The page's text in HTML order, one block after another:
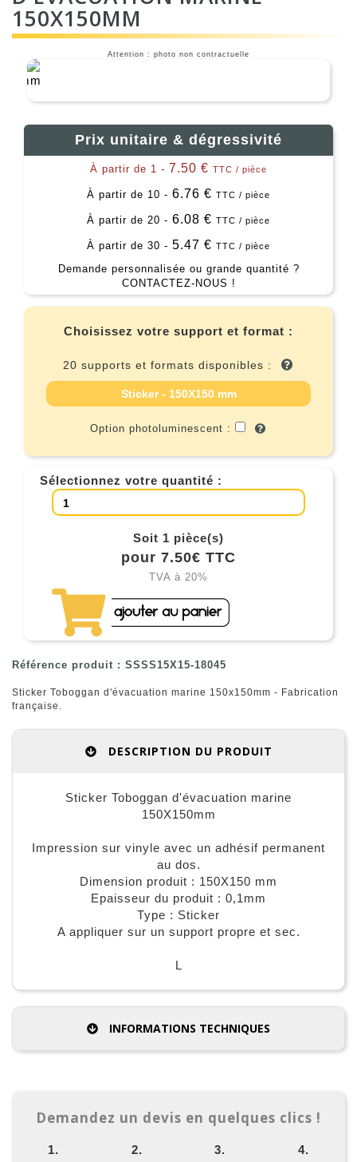
150X150MM
Attention : photo non contractuelle
Prix unitaire & dégressivité
À partir de 1 - 7.50 € TTC / pièce
À partir de 10 - 6.76 € TTC / pièce
À partir de 20 - 6.08 € TTC / pièce
À partir de 30 - 5.47 € TTC / pièce
Demande personnalisée ou grande quantité ?
CONTACTEZ-NOUS !
Choisissez votre support et format :
20 supports et formats disponibles :
Sticker - 150X150 mm
Option photoluminescent :
Sélectionnez votre quantité :
Soit 1 pièce(s)
pour 7.50€ TTC
TVA à 20%
Référence produit : SSSS15X15-18045
Sticker Toboggan d'évacuation marine 150x150mm - Fabrication
française.
DESCRIPTION DU PRODUIT
Sticker Toboggan d'évacuation marine
150X150mm
Impression sur vinyle avec un adhésif permanent
au dos.
Dimension produit : 150X150 mm
Epaisseur du produit : 0,1mm
Type : Sticker
A appliquer sur un support propre et sec.
L
INFORMATIONS TECHNIQUES
Demandez un devis en quelques clics !
1.
2.
3.
4.